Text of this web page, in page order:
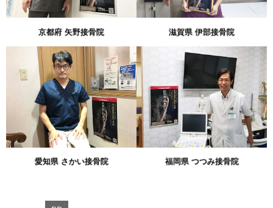
京都府 矢野接骨院 滋賀県 伊部接骨院
愛知県 さかい接骨院 福岡県 つつみ接骨院